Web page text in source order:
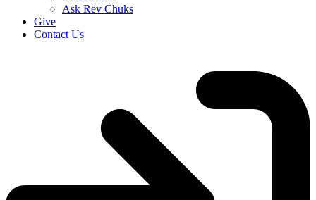
Ask Rev Chuks
Give
Contact Us